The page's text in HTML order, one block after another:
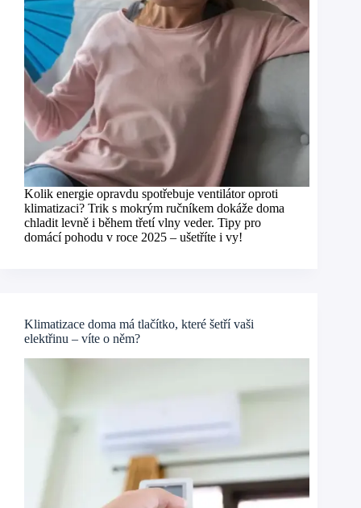
Kolik energie opravdu spotřebuje ventilátor oproti
klimatizaci? Trik s mokrým ručníkem dokáže doma
chladit levně i během třetí vlny veder. Tipy pro
domácí pohodu v roce 2025 – ušetříte i vy!
Klimatizace doma má tlačítko, které šetří vaši
elektřinu – víte o něm?